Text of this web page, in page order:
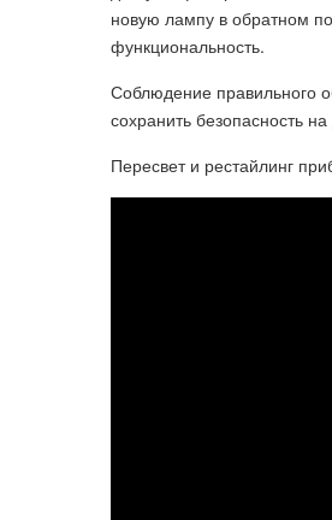
новую лампу в обратном
функциональность.
Соблюдение правильного
сохранить безопасность
Пересвет и рестайлинг